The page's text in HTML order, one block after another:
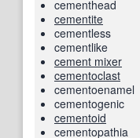
cementhead
cementite
cementless
cementlike
cement mixer
cementoclast
cementoenamel
cementogenic
cementoid
cementopathia